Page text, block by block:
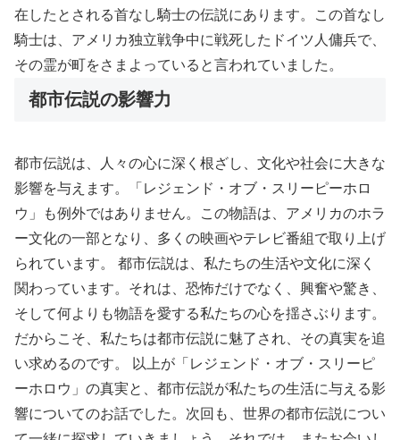
在したとされる首なし騎士の伝説にあります。この首なし
騎士は、アメリカ独立戦争中に戦死したドイツ人傭兵で、
その霊が町をさまよっていると言われていました。
都市伝説の影響力
都市伝説は、人々の心に深く根ざし、文化や社会に大きな
影響を与えます。「レジェンド・オブ・スリーピーホロ
ウ」も例外ではありません。この物語は、アメリカのホラ
ー文化の一部となり、多くの映画やテレビ番組で取り上げ
られています。 都市伝説は、私たちの生活や文化に深く
関わっています。それは、恐怖だけでなく、興奮や驚き、
そして何よりも物語を愛する私たちの心を揺さぶります。
だからこそ、私たちは都市伝説に魅了され、その真実を追
い求めるのです。 以上が「レジェンド・オブ・スリーピ
ーホロウ」の真実と、都市伝説が私たちの生活に与える影
響についてのお話でした。次回も、世界の都市伝説につい